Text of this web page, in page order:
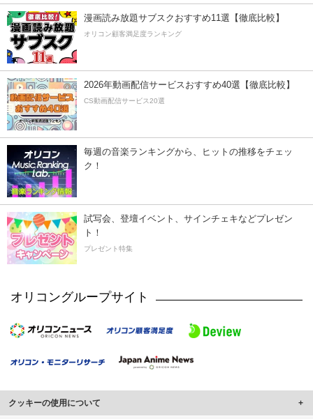
漫画読み放題サブスクおすすめ11選【徹底比較】
オリコン顧客満足度ランキング
2026年動画配信サービスおすすめ40選【徹底比較】
CS動画配信サービス20選
毎週の音楽ランキングから、ヒットの推移をチェッ
ク！
試写会、登壇イベント、サインチェキなどプレゼン
ト！
プレゼント特集
オリコングループサイト
クッキーの使用について